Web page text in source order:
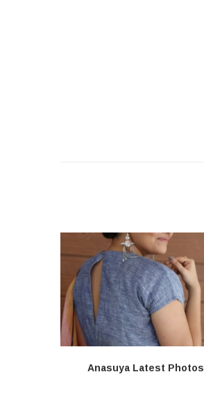
Anasuya Latest Photos